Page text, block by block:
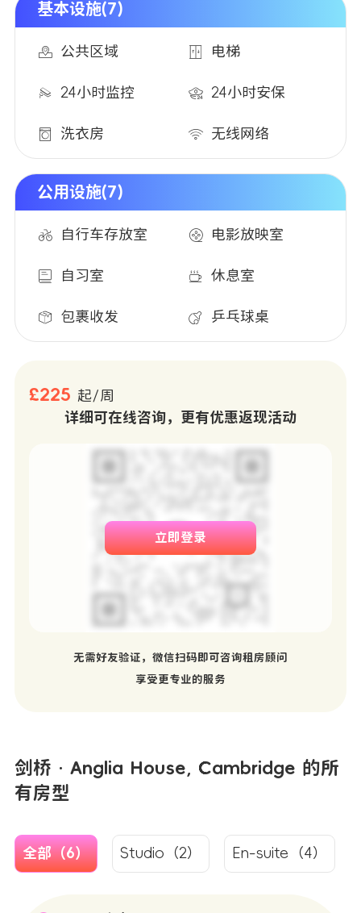
基本设施(7)
公共区域 电梯
24小时监控 24小时安保
洗衣房 无线网络
公用设施(7)
自行车存放室 电影放映室
自习室 休息室
包裹收发 乒乓球桌
£225 起/周
详细可在线咨询，更有优惠返现活动
立即登录
无需好友验证，微信扫码即可咨询租房顾问
享受更专业的服务
剑桥 · Anglia House, Cambridge 的所
有房型
全部（6） Studio（2） En-suite（4）